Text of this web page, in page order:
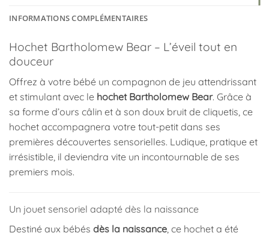
INFORMATIONS COMPLÉMENTAIRES
Hochet Bartholomew Bear – L’éveil tout en
douceur
Offrez à votre bébé un compagnon de jeu attendrissant
et stimulant avec le hochet Bartholomew Bear. Grâce à
sa forme d’ours câlin et à son doux bruit de cliquetis, ce
hochet accompagnera votre tout-petit dans ses
premières découvertes sensorielles. Ludique, pratique et
irrésistible, il deviendra vite un incontournable de ses
premiers mois.
Un jouet sensoriel adapté dès la naissance
Destiné aux bébés dès la naissance , ce hochet a été